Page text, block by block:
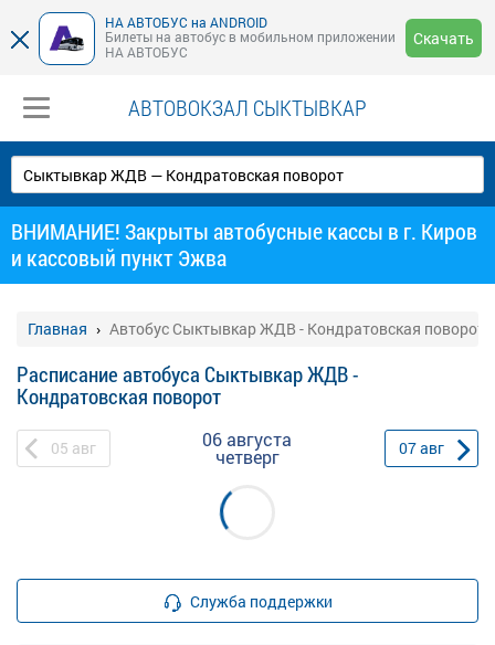
НА АВТОБУС на ANDROID
Билеты на автобус в мобильном приложении
НА АВТОБУС
Скачать
АВТОВОКЗАЛ СЫКТЫВКАР
ВНИМАНИЕ! Закрыты автобусные кассы в г. Киров
и кассовый пункт Эжва
Главная Автобус Сыктывкар ЖДВ - Кондратовская поворот
Расписание автобуса Сыктывкар ЖДВ -
Кондратовская поворот
05 авг 06 августа
четверг 07авг
Служба поддержки